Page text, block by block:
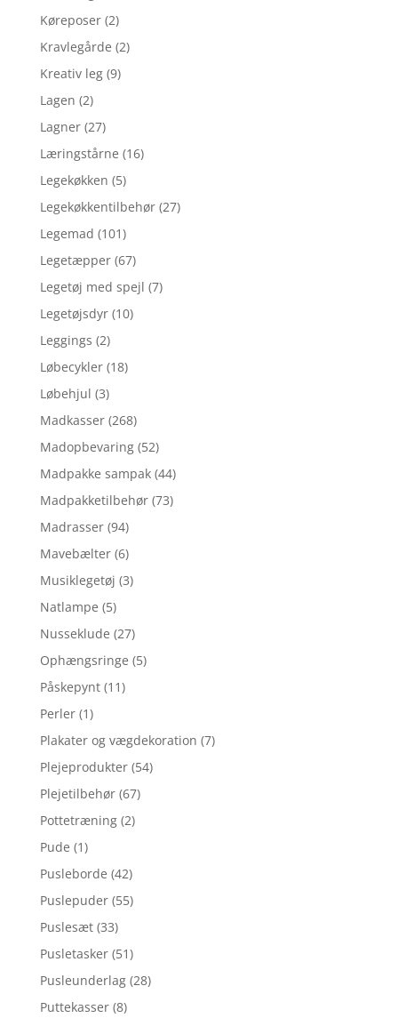
Køreposer (2)
Kravlegårde (2)
Kreativ leg (9)
Lagen (2)
Lagner (27)
Læringstårne (16)
Legekøkken (5)
Legekøkkentilbehør (27)
Legemad (101)
Legetæpper (67)
Legetøj med spejl (7)
Legetøjsdyr (10)
Leggings (2)
Løbecykler (18)
Løbehjul (3)
Madkasser (268)
Madopbevaring (52)
Madpakke sampak (44)
Madpakketilbehør (73)
Madrasser (94)
Mavebælter (6)
Musiklegetøj (3)
Natlampe (5)
Nusseklude (27)
Ophængsringe (5)
Påskepynt (11)
Perler (1)
Plakater og vægdekoration (7)
Plejeprodukter (54)
Plejetilbehør (67)
Pottetræning (2)
Pude (1)
Pusleborde (42)
Puslepuder (55)
Puslesæt (33)
Pusletasker (51)
Pusleunderlag (28)
Puttekasser (8)